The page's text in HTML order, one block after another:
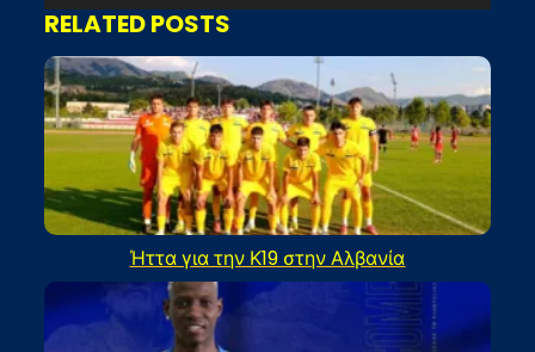
RELATED POSTS
Ήττα για την Κ19 στην Αλβανία